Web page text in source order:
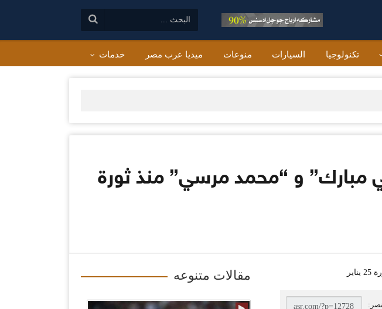
تكنولوجيا السيارات منوعات ميديا عرب مصر خدمات
مبارك” و “محمد مرسي” منذ ثورة
مقالات متنوعه